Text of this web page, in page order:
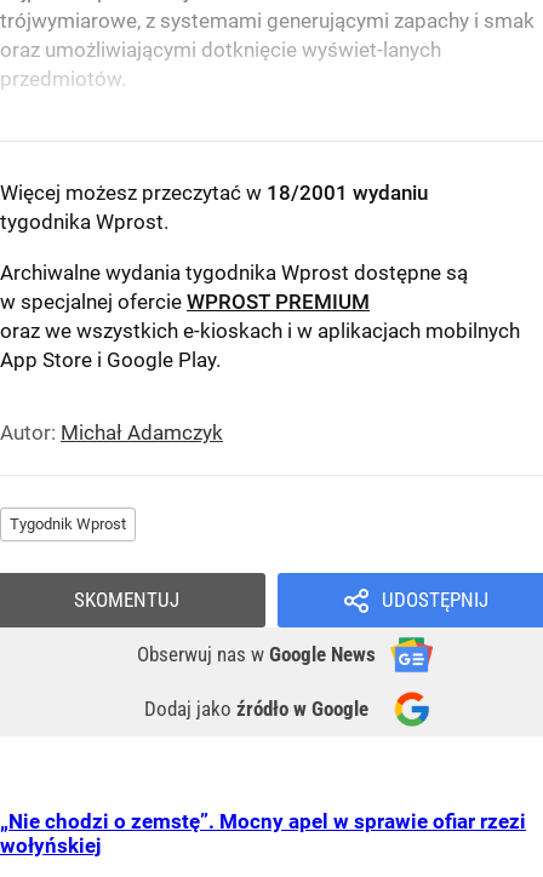
trójwymiarowe, z systemami generującymi zapachy i smak
oraz umożliwiającymi dotknięcie wyświet-lanych
przedmiotów.
Więcej możesz przeczytać w 18/2001 wydaniu
tygodnika Wprost.
Archiwalne wydania tygodnika Wprost dostępne są
w specjalnej ofercie WPROST PREMIUM
oraz we wszystkich e-kioskach i w aplikacjach mobilnych
App Store i Google Play.
Autor: Michał Adamczyk
Tygodnik Wprost
UDOSTĘPNIJ
Obserwuj nas w Google News
Dodaj jako źródło w Google
SKOMENTUJ
„Nie chodzi o zemstę”. Mocny apel w sprawie ofiar rzezi
wołyńskiej